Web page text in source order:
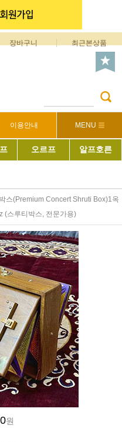
장바구니 최근본상품
이용안내 MENU
오르프 알프호른
스(Premium Concert Shruti Box)1옥
(스루티박스, 전문가용)
원